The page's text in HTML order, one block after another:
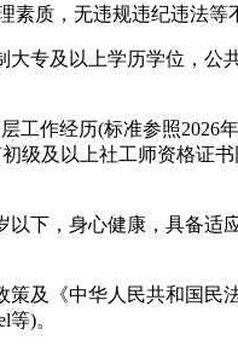
素质，无违规违纪违法等
专及以上学历学位，公
作经历(标准参照2026
级及以上社工师资格证
下，身心健康，具备适
及《中华人民共和国民
)。